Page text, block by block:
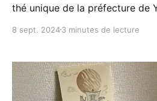
thé unique de la préfecture de
vacances d'été - du moins
pour réfléchir aux vacances
8 sept. 20243 minutes de lecture